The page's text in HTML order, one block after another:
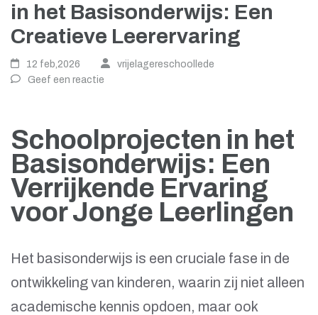
in het Basisonderwijs: Een
Creatieve Leerervaring
12 feb,2026
vrijelagereschoollede
Geef een reactie
Schoolprojecten in het
Basisonderwijs: Een
Verrijkende Ervaring
voor Jonge Leerlingen
Het basisonderwijs is een cruciale fase in de
ontwikkeling van kinderen, waarin zij niet alleen
academische kennis opdoen, maar ook